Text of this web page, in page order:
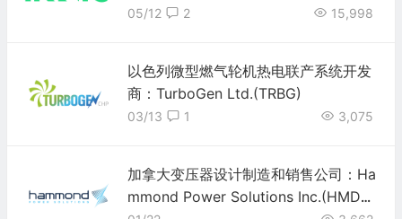
H(INIO)
05/12 15,998
2
以色列微型燃气轮机热电联产系统开发
商：TurboGen Ltd.(TRBG)
03/13 3,075
1
加拿大变压器设计制造和销售公司：Ha
mmond Power Solutions Inc.(HMDP